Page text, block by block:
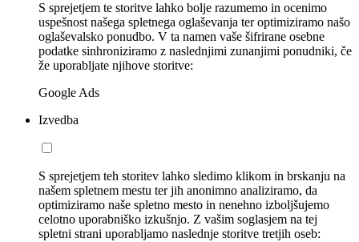
S sprejetjem te storitve lahko bolje razumemo in ocenimo
uspešnost našega spletnega oglaševanja ter optimiziramo našo
oglaševalsko ponudbo. V ta namen vaše šifrirane osebne
podatke sinhroniziramo z naslednjimi zunanjimi ponudniki, če
že uporabljate njihove storitve:
Google Ads
Izvedba
S sprejetjem teh storitev lahko sledimo klikom in brskanju na
našem spletnem mestu ter jih anonimno analiziramo, da
optimiziramo naše spletno mesto in nenehno izboljšujemo
celotno uporabniško izkušnjo. Z vašim soglasjem na tej
spletni strani uporabljamo naslednje storitve tretjih oseb: